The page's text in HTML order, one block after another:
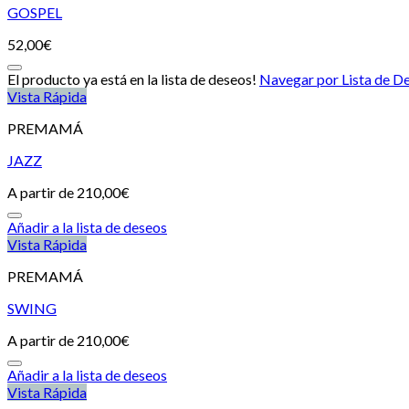
GOSPEL
52,00€
El producto ya está en la lista de deseos! Navegar por Lista de
Vista Rápida
PREMAMÁ
JAZZ
A partir de 210,00€
Añadir a la lista de deseos
Vista Rápida
PREMAMÁ
SWING
A partir de 210,00€
Añadir a la lista de deseos
Vista Rápida